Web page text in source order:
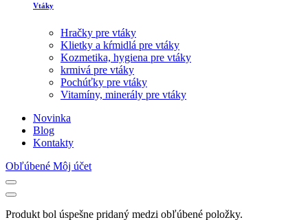
Vtáky
Hračky pre vtáky
Klietky a kŕmidlá pre vtáky
Kozmetika, hygiena pre vtáky
krmivá pre vtáky
Pochúťky pre vtáky
Vitamíny, minerály pre vtáky
Novinka
Blog
Kontakty
Obľúbené Môj účet
Produkt bol úspešne pridaný medzi obľúbené položky.